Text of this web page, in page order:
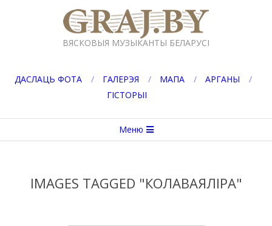
GRAJ.BY
ВЯСКОВЫЯ МУЗЫКАНТЫ БЕЛАРУСІ
ДАСЛАЦЬ ФОТА ГАЛЕРЭЯ МАПА
АРГАНЫ
ГІСТОРЫІ
меню
Меню
IMAGES TAGGED "КОЛАВАЯЛІРА"